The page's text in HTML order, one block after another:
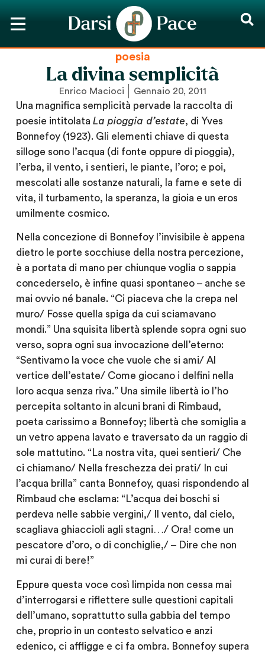
poesia
La divina semplicità
Enrico Macioci Gennaio 20, 2011
Una magnifica semplicità pervade la raccolta di
poesie intitolata La pioggia d’estate, di Yves
Bonnefoy (1923). Gli elementi chiave di questa
silloge sono l’acqua (di fonte oppure di pioggia),
l’erba, il vento, i sentieri, le piante, l’oro; e poi,
mescolati alle sostanze naturali, la fame e sete di
vita, il turbamento, la speranza, la gioia e un eros
umilmente cosmico.
Nella concezione di Bonnefoy l’invisibile è appena
dietro le porte socchiuse della nostra percezione,
è a portata di mano per chiunque voglia o sappia
concederselo, è infine quasi spontaneo – anche se
mai ovvio né banale. “Ci piaceva che la crepa nel
muro/ Fosse quella spiga da cui sciamavano
mondi.” Una squisita libertà splende sopra ogni suo
verso, sopra ogni sua invocazione dell’eterno:
“Sentivamo la voce che vuole che si ami/ Al
vertice dell’estate/ Come giocano i delfini nella
loro acqua senza riva.” Una simile libertà io l’ho
percepita soltanto in alcuni brani di Rimbaud,
poeta carissimo a Bonnefoy; libertà che somiglia a
un vetro appena lavato e traversato da un raggio di
sole mattutino. “La nostra vita, quei sentieri/ Che
ci chiamano/ Nella freschezza dei prati/ In cui
l’acqua brilla” canta Bonnefoy, quasi rispondendo al
Rimbaud che esclama: “L’acqua dei boschi si
perdeva nelle sabbie vergini,/ Il vento, dal cielo,
scagliava ghiaccioli agli stagni…/ Ora! come un
pescatore d’oro, o di conchiglie,/ – Dire che non
mi curai di bere!”
Eppure questa voce così limpida non cessa mai
d’interrogarsi e riflettere sulle questioni capitali
dell’umano, soprattutto sulla gabbia del tempo
che, proprio in un contesto selvatico e anzi
edenico, ci affligge e ci fa ombra. Bonnefoy supera